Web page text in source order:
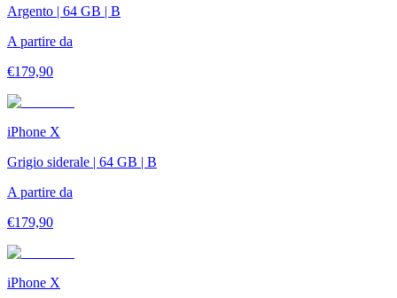
Argento | 64 GB | B
A partire da
€179,90
iPhone X
Grigio siderale | 64 GB | B
A partire da
€179,90
iPhone X